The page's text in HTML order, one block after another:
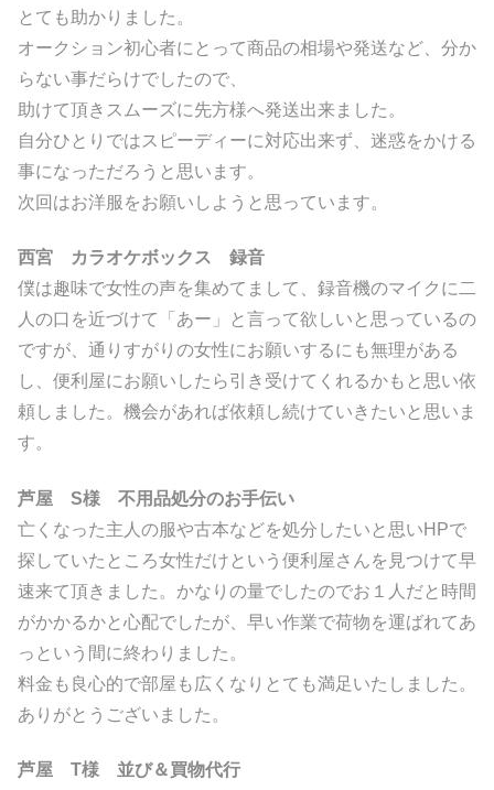
とても助かりました。
オークション初心者にとって商品の相場や発送など、分か
らない事だらけでしたので、
助けて頂きスムーズに先方様へ発送出来ました。
自分ひとりではスピーディーに対応出来ず、迷惑をかける
事になっただろうと思います。
次回はお洋服をお願いしようと思っています。
西宮 カラオケボックス 録音
僕は趣味で女性の声を集めてまして、録音機のマイクに二
人の口を近づけて「あー」と言って欲しいと思っているの
ですが、通りすがりの女性にお願いするにも無理がある
し、便利屋にお願いしたら引き受けてくれるかもと思い依
頼しました。機会があれば依頼し続けていきたいと思いま
す。
芦屋 S様 不用品処分のお手伝い
亡くなった主人の服や古本などを処分したいと思いHPで
探していたところ女性だけという便利屋さんを見つけて早
速来て頂きました。かなりの量でしたのでお１人だと時間
がかかるかと心配でしたが、早い作業で荷物を運ばれてあ
っという間に終わりました。
料金も良心的で部屋も広くなりとても満足いたしました。
ありがとうございました。
芦屋 T様 並び＆買物代行